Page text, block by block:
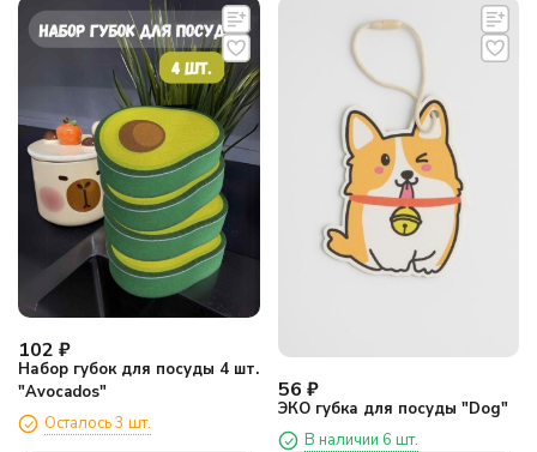
102 ₽
Набор губок для посуды 4 шт.
"Avocados"
Осталось 3 шт.
56 ₽
ЭКО губка для посуды "Dog"
В наличии 6 шт.